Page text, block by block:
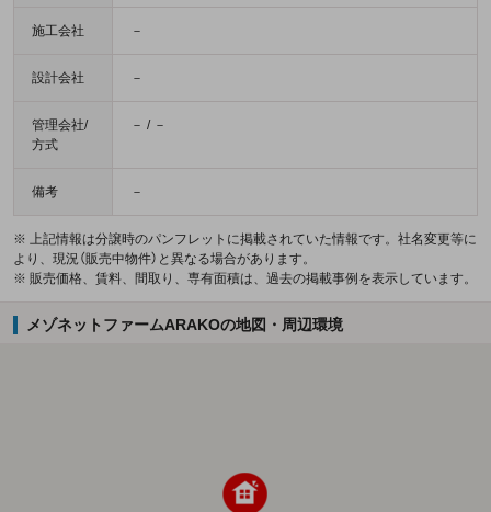
施工会社 －
設計会社 －
管理会社/
方式
－ / －
備考 －
※ 上記情報は分譲時のパンフレットに掲載されていた情報です。社名変更等に
より、現況（販売中物件）と異なる場合があります。
※ 販売価格、賃料、間取り、専有面積は、過去の掲載事例を表示しています。
メゾネットファームARAKOの地図・周辺環境